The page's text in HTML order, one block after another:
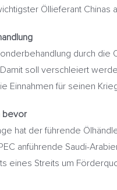
Öllieferant Chinas
durch
soll verschleiert
Einnahmen für seinen
bevor
hat der führende
anführende Saudi-
eines Streits um